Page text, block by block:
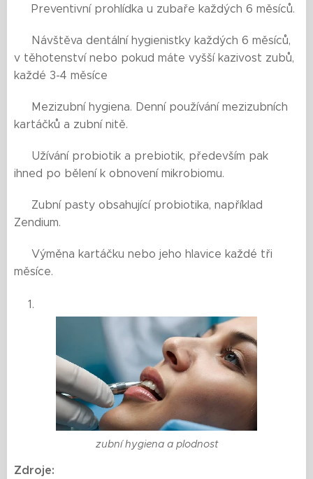
🟨 Preventivní prohlídka u zubaře každých 6 měsíců.
🟨 Návštěva dentální hygienistky každých 6 měsíců,
v těhotenství nebo pokud máte vyšší kazivost zubů,
každé 3-4 měsíce
🟨 Mezizubní hygiena. Denní používání mezizubních
kartáčků a zubní nitě.
🟨 Užívání probiotik a prebiotik, především pak
ihned po bělení k obnovení mikrobiomu.
🟨 Zubní pasty obsahující probiotika, například
Zendium.
🟨 Výměna kartáčku nebo jeho hlavice každé tři
měsíce.
zubní hygiena a plodnost
Zdroje: